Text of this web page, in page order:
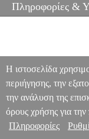
PRINTER
Πληροφορίες &
Η ιστοσελίδα
περιήγησης, την
την ανάλυση της
όρους χρήσης για
Πληροφορίες